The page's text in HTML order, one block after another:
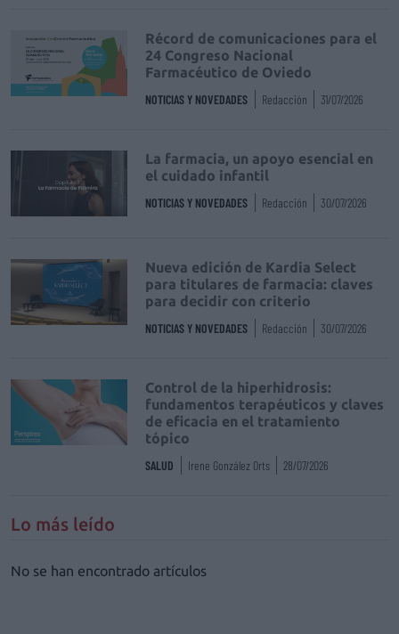
Récord de comunicaciones para el
24 Congreso Nacional
Farmacéutico de Oviedo
NOTICIAS Y NOVEDADES Redacción 31/07/2026
La farmacia, un apoyo esencial en
el cuidado infantil
NOTICIAS Y NOVEDADES Redacción 30/07/2026
Nueva edición de Kardia Select
para titulares de farmacia: claves
para decidir con criterio
NOTICIAS Y NOVEDADES Redacción 30/07/2026
Control de la hiperhidrosis:
fundamentos terapéuticos y claves
de eficacia en el tratamiento
tópico
SALUD Irene González Orts 28/07/2026
Lo más leído
No se han encontrado artículos